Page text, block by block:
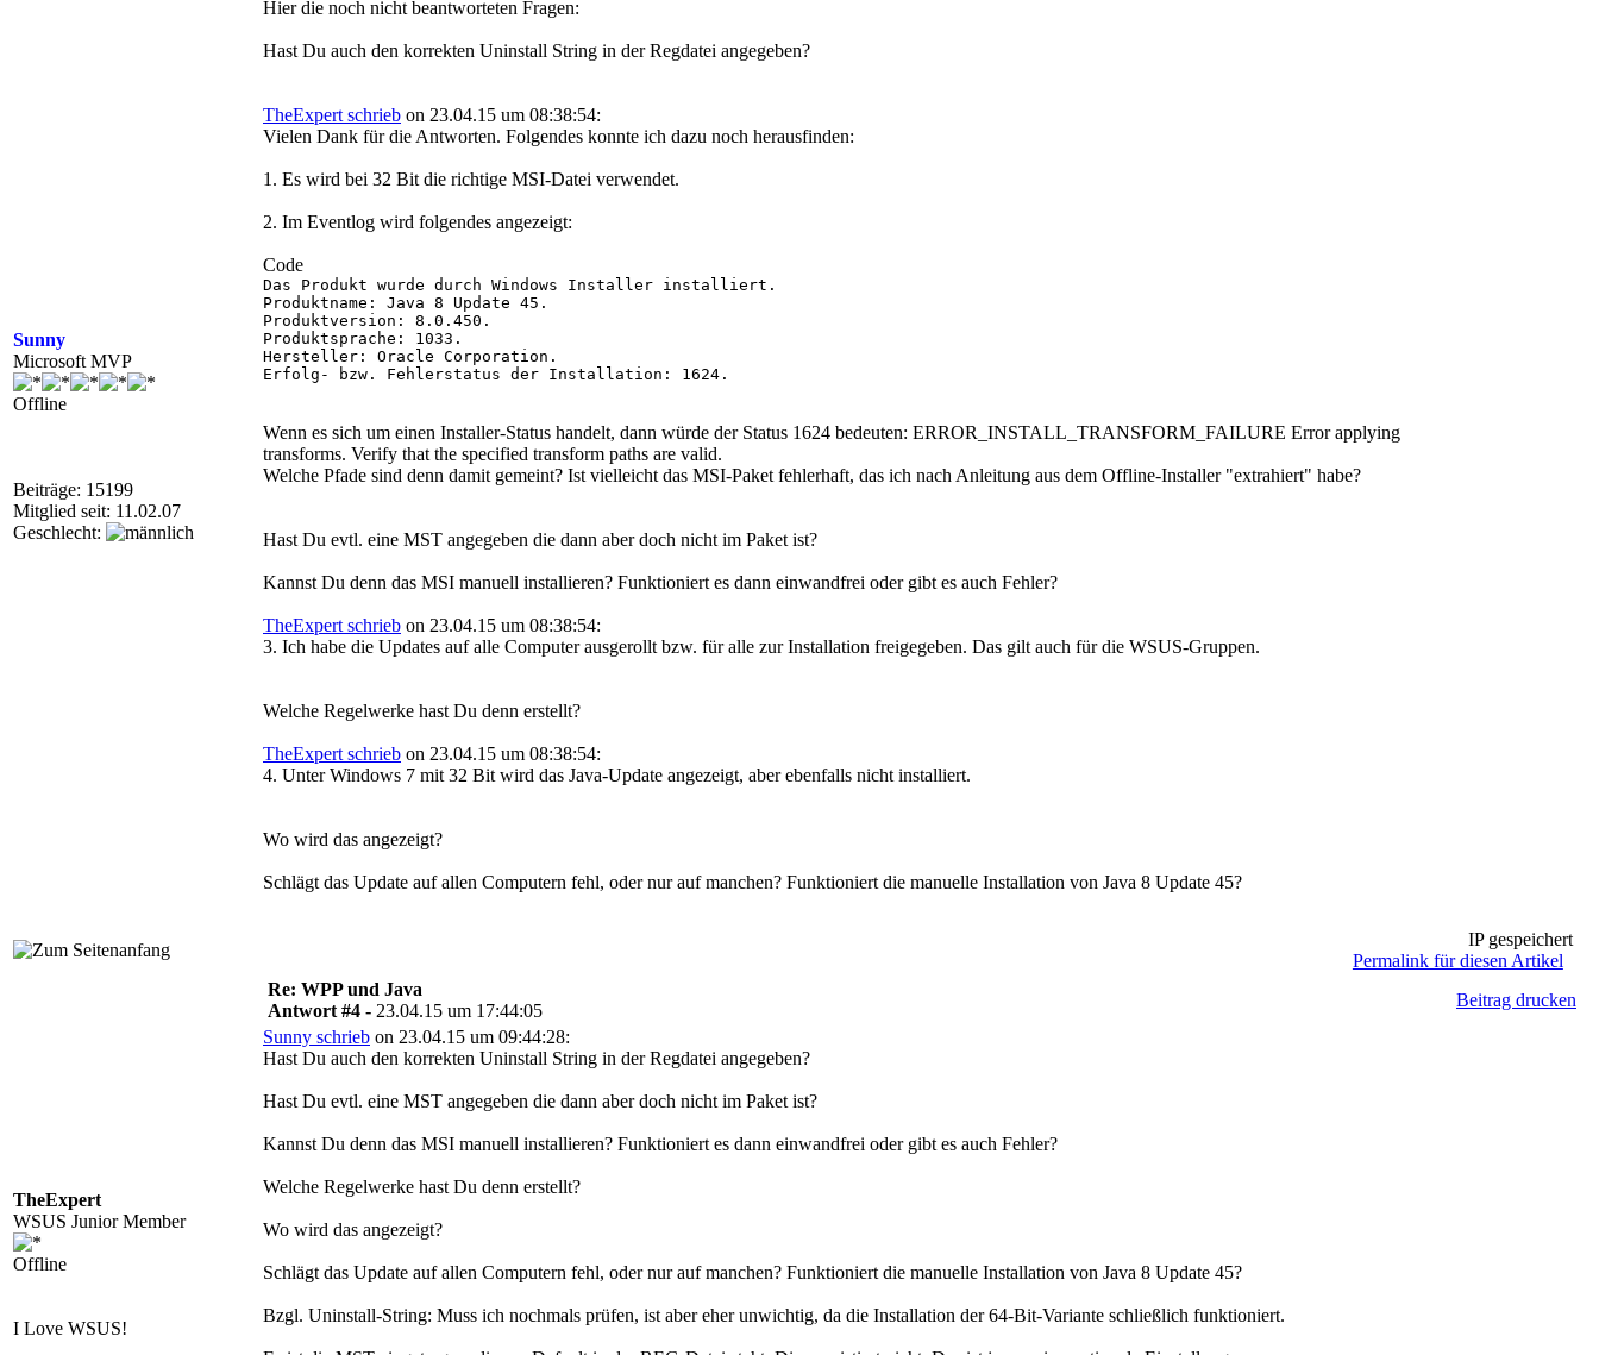
Sunny
Microsoft MVP
Offline
Beiträge: 15199
Mitglied seit: 11.02.07
Geschlecht:
Hier die noch nicht beantworteten Fragen:
Hast Du auch den korrekten Uninstall String in der Regdatei angegeben?
TheExpert schrieb on 23.04.15 um 08:38:54:
Vielen Dank für die Antworten. Folgendes konnte ich dazu noch herausfinden:
1. Es wird bei 32 Bit die richtige MSI-Datei verwendet.
2. Im Eventlog wird folgendes angezeigt:
Code
Das Produkt wurde durch Windows Installer installiert.
Produktname: Java 8 Update 45.
Produktversion: 8.0.450.
Produktsprache: 1033.
Hersteller: Oracle Corporation.
Erfolg- bzw. Fehlerstatus der Installation: 1624.
Wenn es sich um einen Installer-Status handelt, dann würde der Status 1624 bedeuten: ERROR_INSTALL_TRANSFORM_FAILURE Error applying
transforms. Verify that the specified transform paths are valid.
Welche Pfade sind denn damit gemeint? Ist vielleicht das MSI-Paket fehlerhaft, das ich nach Anleitung aus dem Offline-Installer "extrahiert" habe?
Hast Du evtl. eine MST angegeben die dann aber doch nicht im Paket ist?
Kannst Du denn das MSI manuell installieren? Funktioniert es dann einwandfrei oder gibt es auch Fehler?
TheExpert schrieb on 23.04.15 um 08:38:54:
3. Ich habe die Updates auf alle Computer ausgerollt bzw. für alle zur Installation freigegeben. Das gilt auch für die WSUS-Gruppen.
Welche Regelwerke hast Du denn erstellt?
TheExpert schrieb on 23.04.15 um 08:38:54:
4. Unter Windows 7 mit 32 Bit wird das Java-Update angezeigt, aber ebenfalls nicht installiert.
Wo wird das angezeigt?
Schlägt das Update auf allen Computern fehl, oder nur auf manchen? Funktioniert die manuelle Installation von Java 8 Update 45?
IP gespeichert
Permalink für diesen Artikel
TheExpert
WSUS Junior Member
Offline
I Love WSUS!
Re: WPP und Java
Antwort #4 - 23.04.15 um 17:44:05
Beitrag drucken
Sunny schrieb on 23.04.15 um 09:44:28:
Hast Du auch den korrekten Uninstall String in der Regdatei angegeben?
Hast Du evtl. eine MST angegeben die dann aber doch nicht im Paket ist?
Kannst Du denn das MSI manuell installieren? Funktioniert es dann einwandfrei oder gibt es auch Fehler?
Welche Regelwerke hast Du denn erstellt?
Wo wird das angezeigt?
Schlägt das Update auf allen Computern fehl, oder nur auf manchen? Funktioniert die manuelle Installation von Java 8 Update 45?
Bzgl. Uninstall-String: Muss ich nochmals prüfen, ist aber eher unwichtig, da die Installation der 64-Bit-Variante schließlich funktioniert.